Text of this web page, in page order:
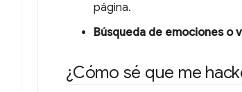
página.
Búsqueda de emociones o
¿Cómo sé que me